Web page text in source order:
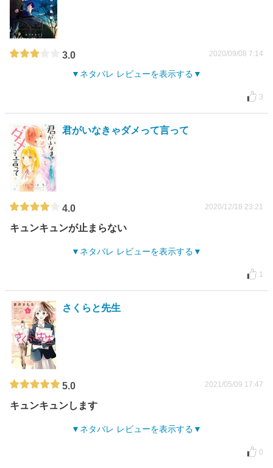
3.0 2020/09/08 7:14
ネタバレ レビューを表示する
3
君がいなきゃダメって言って
4.0 2020/12/18 23:21
キュンキュンが止まらない
ネタバレ レビューを表示する
1
さくらと先生
5.0 2021/05/09 17:47
キュンキュンします
ネタバレ レビューを表示する
0